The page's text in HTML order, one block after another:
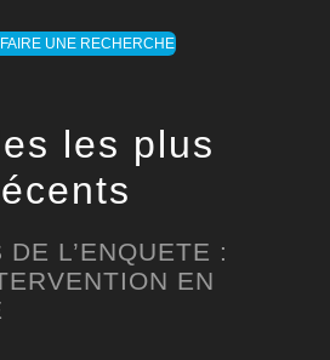
UNE RECHERCHE
les plus
DE L’ENQUETE :
EN